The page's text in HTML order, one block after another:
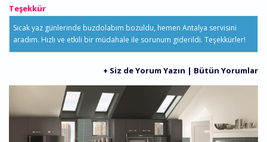
Teşekkür
Sıcak yaz günlerinde buzdolabım bozuldu, hemen Antalya servisini
aradım. Hızlı ve etkili bir müdahale ile sorunum giderildi. Teşekkürler!
+ Siz de Yorum Yazın | Bütün Yorumlar